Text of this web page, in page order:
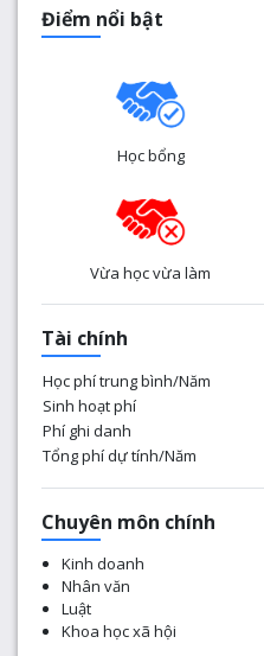
Điểm nổi bật
Học bổng
Vừa học vừa làm
Tài chính
Học phí trung bình/Năm
Sinh hoạt phí
Phí ghi danh
Tổng phí dự tính/Năm
Chuyên môn chính
Kinh doanh
Nhân văn
Luật
Khoa học xã hội